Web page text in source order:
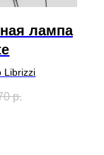
лампа
Librizzi
р.